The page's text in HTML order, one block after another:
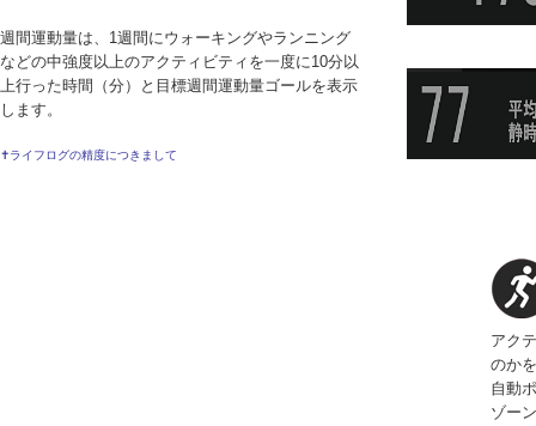
週間運動量は、1週間にウォーキングやランニング
などの中強度以上のアクティビティを一度に10分以
上行った時間（分）と目標週間運動量ゴールを表示
します。
✝ライフログの精度につきまして
1 日の消費カロリーが
す。
アク
のか
自動
ゾー